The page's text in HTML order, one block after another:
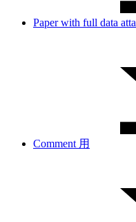
Paper with full data
Comment 用